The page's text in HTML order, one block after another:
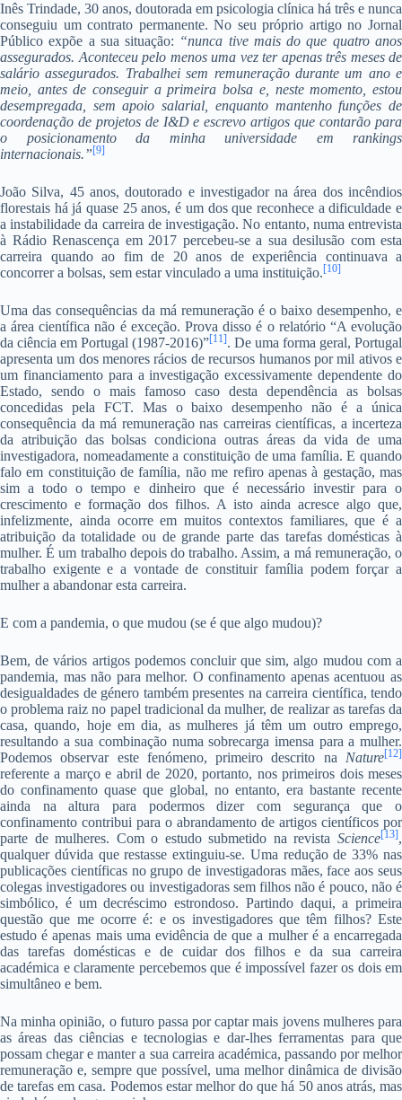
Inês Trindade, 30 anos, doutorada em psicologia clínica há três e nunca
conseguiu um contrato permanente. No seu próprio artigo no Jornal
Público expõe a sua situação: “nunca tive mais do que quatro anos
assegurados. Aconteceu pelo menos uma vez ter apenas três meses de
salário assegurados. Trabalhei sem remuneração durante um ano e
meio, antes de conseguir a primeira bolsa e, neste momento, estou
desempregada, sem apoio salarial, enquanto mantenho funções de
coordenação de projetos de I&D e escrevo artigos que contarão para
o posicionamento da minha universidade em rankings
internacionais.”[9]
João Silva, 45 anos, doutorado e investigador na área dos incêndios
florestais há já quase 25 anos, é um dos que reconhece a dificuldade e
a instabilidade da carreira de investigação. No entanto, numa entrevista
à Rádio Renascença em 2017 percebeu-se a sua desilusão com esta
carreira quando ao fim de 20 anos de experiência continuava a
concorrer a bolsas, sem estar vinculado a uma instituição.[10]
Uma das consequências da má remuneração é o baixo desempenho, e
a área científica não é exceção. Prova disso é o relatório “A evolução
da ciência em Portugal (1987-2016)”[11]. De uma forma geral, Portugal
apresenta um dos menores rácios de recursos humanos por mil ativos e
um financiamento para a investigação excessivamente dependente do
Estado, sendo o mais famoso caso desta dependência as bolsas
concedidas pela FCT. Mas o baixo desempenho não é a única
consequência da má remuneração nas carreiras científicas, a incerteza
da atribuição das bolsas condiciona outras áreas da vida de uma
investigadora, nomeadamente a constituição de uma família. E quando
falo em constituição de família, não me refiro apenas à gestação, mas
sim a todo o tempo e dinheiro que é necessário investir para o
crescimento e formação dos filhos. A isto ainda acresce algo que,
infelizmente, ainda ocorre em muitos contextos familiares, que é a
atribuição da totalidade ou de grande parte das tarefas domésticas à
mulher. É um trabalho depois do trabalho. Assim, a má remuneração, o
trabalho exigente e a vontade de constituir família podem forçar a
mulher a abandonar esta carreira.
E com a pandemia, o que mudou (se é que algo mudou)?
Bem, de vários artigos podemos concluir que sim, algo mudou com a
pandemia, mas não para melhor. O confinamento apenas acentuou as
desigualdades de género também presentes na carreira científica, tendo
o problema raiz no papel tradicional da mulher, de realizar as tarefas da
casa, quando, hoje em dia, as mulheres já têm um outro emprego,
resultando a sua combinação numa sobrecarga imensa para a mulher.
Podemos observar este fenómeno, primeiro descrito na Nature[12]
referente a março e abril de 2020, portanto, nos primeiros dois meses
do confinamento quase que global, no entanto, era bastante recente
ainda na altura para podermos dizer com segurança que o
confinamento contribui para o abrandamento de artigos científicos por
parte de mulheres. Com o estudo submetido na revista Science[13],
qualquer dúvida que restasse extinguiu-se. Uma redução de 33% nas
publicações científicas no grupo de investigadoras mães, face aos seus
colegas investigadores ou investigadoras sem filhos não é pouco, não é
simbólico, é um decréscimo estrondoso. Partindo daqui, a primeira
questão que me ocorre é: e os investigadores que têm filhos? Este
estudo é apenas mais uma evidência de que a mulher é a encarregada
das tarefas domésticas e de cuidar dos filhos e da sua carreira
académica e claramente percebemos que é impossível fazer os dois em
simultâneo e bem.
Na minha opinião, o futuro passa por captar mais jovens mulheres para
as áreas das ciências e tecnologias e dar-lhes ferramentas para que
possam chegar e manter a sua carreira académica, passando por melhor
remuneração e, sempre que possível, uma melhor dinâmica de divisão
de tarefas em casa. Podemos estar melhor do que há 50 anos atrás, mas